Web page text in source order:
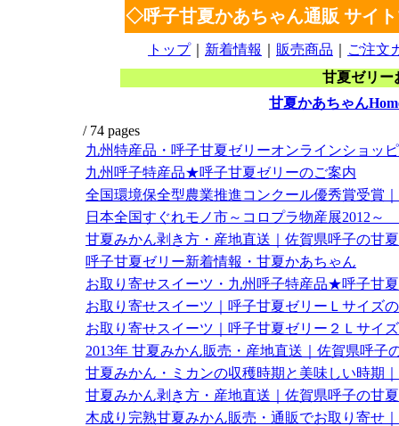
◇呼子甘夏かあちゃん通販 サイ
トップ｜ 新着情報 販売商品
ご注文
甘夏ゼリ
甘夏かあちゃん
/ 74 pages
九州特産品・呼子甘夏ゼリーオンラインショッ
九州呼子特産品★呼子甘夏ゼリーのご案内
全国環境保全型農業推進コンクール優秀賞受賞
日本全国すぐれモノ市～コロプラ物産展2012
甘夏みかん剥き方・産地直送｜佐賀県呼子の甘
呼子甘夏ゼリー新着情報・甘夏かあちゃん
お取り寄せスイーツ・九州呼子特産品★呼子甘
お取り寄せスイーツ｜呼子甘夏ゼリーＬサイズ
お取り寄せスイーツ｜呼子甘夏ゼリー２Ｌサイ
2013年 甘夏みかん販売・産地直送｜佐賀県呼子
甘夏みかん・ミカンの収穫時期と美味しい時期
甘夏みかん剥き方・産地直送｜佐賀県呼子の甘
木成り完熟甘夏みかん販売・通販でお取り寄せ